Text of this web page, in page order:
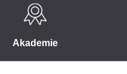
Akademie